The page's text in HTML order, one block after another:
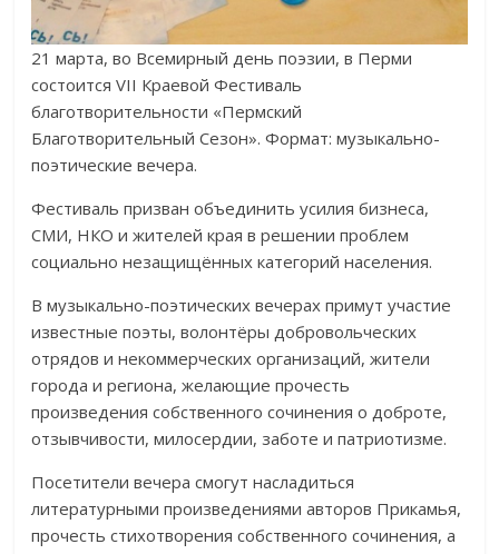
21 марта, во Всемирный день поэзии, в Перми
состоится VII Краевой Фестиваль
благотворительности «Пермский
Благотворительный Сезон». Формат: музыкально-
поэтические вечера.
Фестиваль призван объединить усилия бизнеса,
СМИ, НКО и жителей края в решении проблем
социально незащищённых категорий населения.
В музыкально-поэтических вечерах примут участие
известные поэты, волонтёры добровольческих
отрядов и некоммерческих организаций, жители
города и региона, желающие прочесть
произведения собственного сочинения о доброте,
отзывчивости, милосердии, заботе и патриотизме.
Посетители вечера смогут насладиться
литературными произведениями авторов Прикамья,
прочесть стихотворения собственного сочинения, а